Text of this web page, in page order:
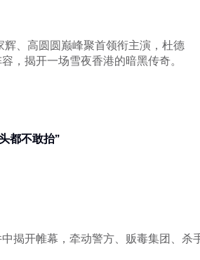
、高圆圆巅峰聚首领衔主演，杜德
，揭开一场雪夜香港的暗黑传奇。
都不敢抬”
揭开帷幕，牵动警方、贩毒集团、杀